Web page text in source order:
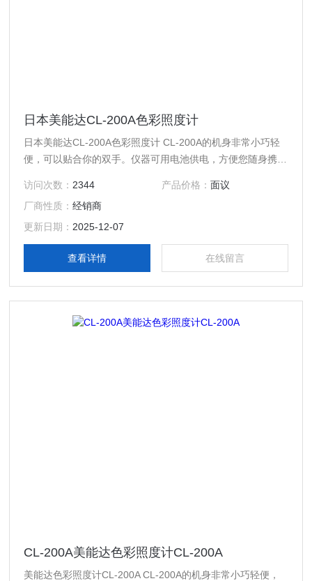
日本美能达CL-200A色彩照度计
日本美能达CL-200A色彩照度计 CL-200A的机身非常小巧轻
便，可以贴合你的双手。仪器可用电池供电，方便您随身携带
访问次数： 2344 产品价格： 面议
厂商性质：经销商
更新日期： 2025-12-07
查看详情 在线留言
CL-200A美能达色彩照度计CL-200A
美能达色彩照度计CL-200A CL-200A的机身非常小巧轻便，